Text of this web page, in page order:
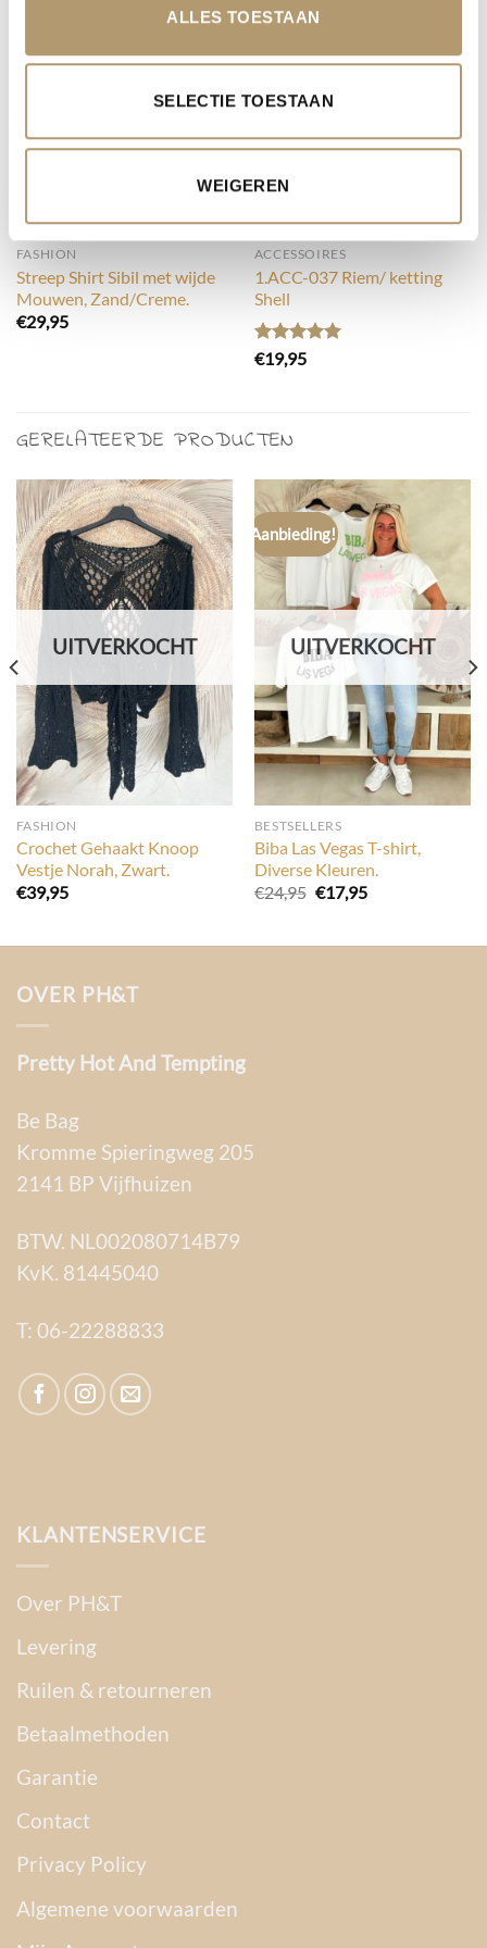
ALLES TOESTAAN
SELECTIE TOESTAAN
WEIGEREN
FASHION
Streep Shirt Sibil met wijde
Mouwen, Zand/Creme.
€29,95
ACCESSOIRES
1.ACC-037 Riem/ ketting
Shell
Gewaardeerd
€19,95
GERELATEERDE PRODUCTEN
UITVERKOCHT
FASHION
Crochet Gehaakt Knoop
Vestje Norah, Zwart.
€39,95
Aanbieding!
UITVERKOCHT
BESTSELLERS
Biba Las Vegas T-shirt,
Diverse Kleuren.
€24,95 Oorspronkelijke
prijs
€17,95Huidige
OVER PH&T
Pretty Hot And Tempting
Be Bag
Kromme Spieringweg 205
2141 BP Vijfhuizen
BTW. NL002080714B79
KvK. 81445040
T: 06-22288833
KLANTENSERVICE
Over PH&T
Levering
Ruilen & retourneren
Betaalmethoden
Garantie
Contact
Privacy Policy
Algemene voorwaarden